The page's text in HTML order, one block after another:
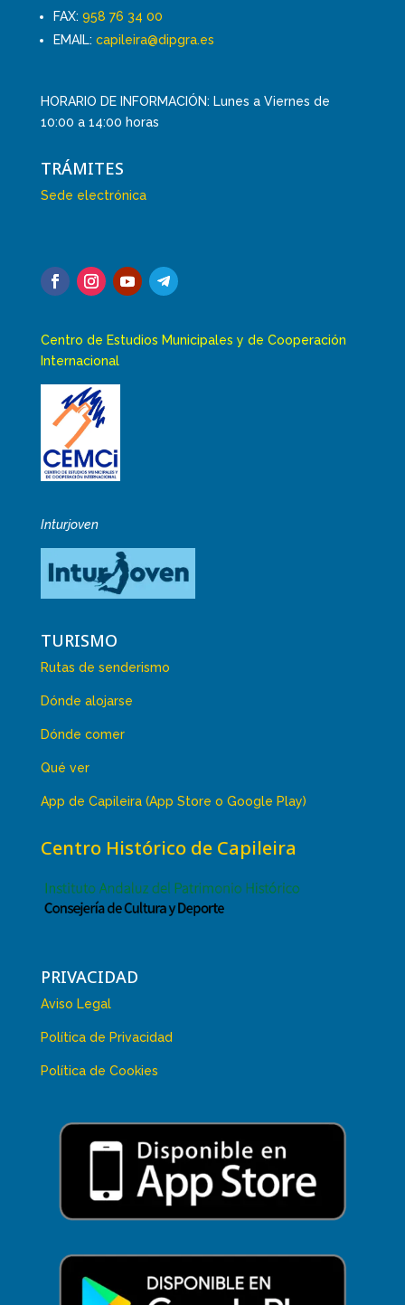
FAX: 958 76 34 00
EMAIL: capileira@dipgra.es
HORARIO DE INFORMACIÓN: Lunes a Viernes de
10:00 a 14:00 horas
TRÁMITES
Sede electrónica
Centro de Estudios Municipales y de Cooperación
Internacional
Inturjoven
TURISMO
Rutas de senderismo
Dónde alojarse
Dónde comer
Qué ver
App de Capileira (App Store o Google Play)
Centro Histórico de Capileira
PRIVACIDAD
Aviso Legal
Política de Privacidad
Política de Cookies